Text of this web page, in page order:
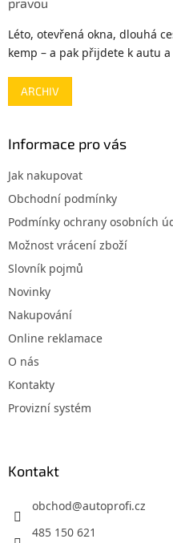
Léto, otevřená okna, dlouhá
kemp – a pak přijdete k autu
ARCHIV
Informace pro vás
Jak nakupovat
Obchodní podmínky
Podmínky ochrany osobních
Možnost vrácení zboží
Slovník pojmů
Novinky
Nakupování
Online reklamace
O nás
Kontakty
Provizní systém
Kontakt
obchod@autoprofi.cz
485 150 621